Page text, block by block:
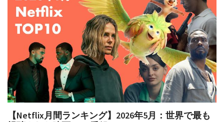
【Netflix月間ランキング】2026年5月：世界で最も